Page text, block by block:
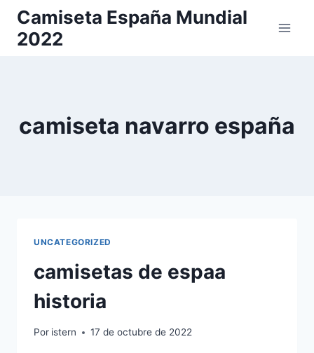
Saltar
contenido
Camiseta España Mundial
2022
camiseta navarro españa
UNCATEGORIZED
camisetas de espaa
historia
Por istern 17 de octubre de 2022